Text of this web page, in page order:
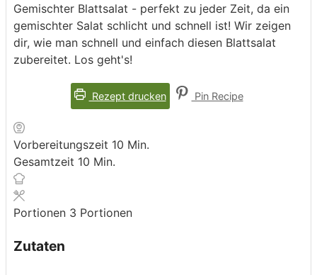
Gemischter Blattsalat - perfekt zu jeder Zeit, da ein
gemischter Salat schlicht und schnell ist! Wir zeigen
dir, wie man schnell und einfach diesen Blattsalat
zubereitet. Los geht's!
Rezept drucken Pin Recipe
Vorbereitungszeit 10 Minuten
Min.
Gesamtzeit 10 Minuten
Min.
Portionen 3 Portionen
Zutaten